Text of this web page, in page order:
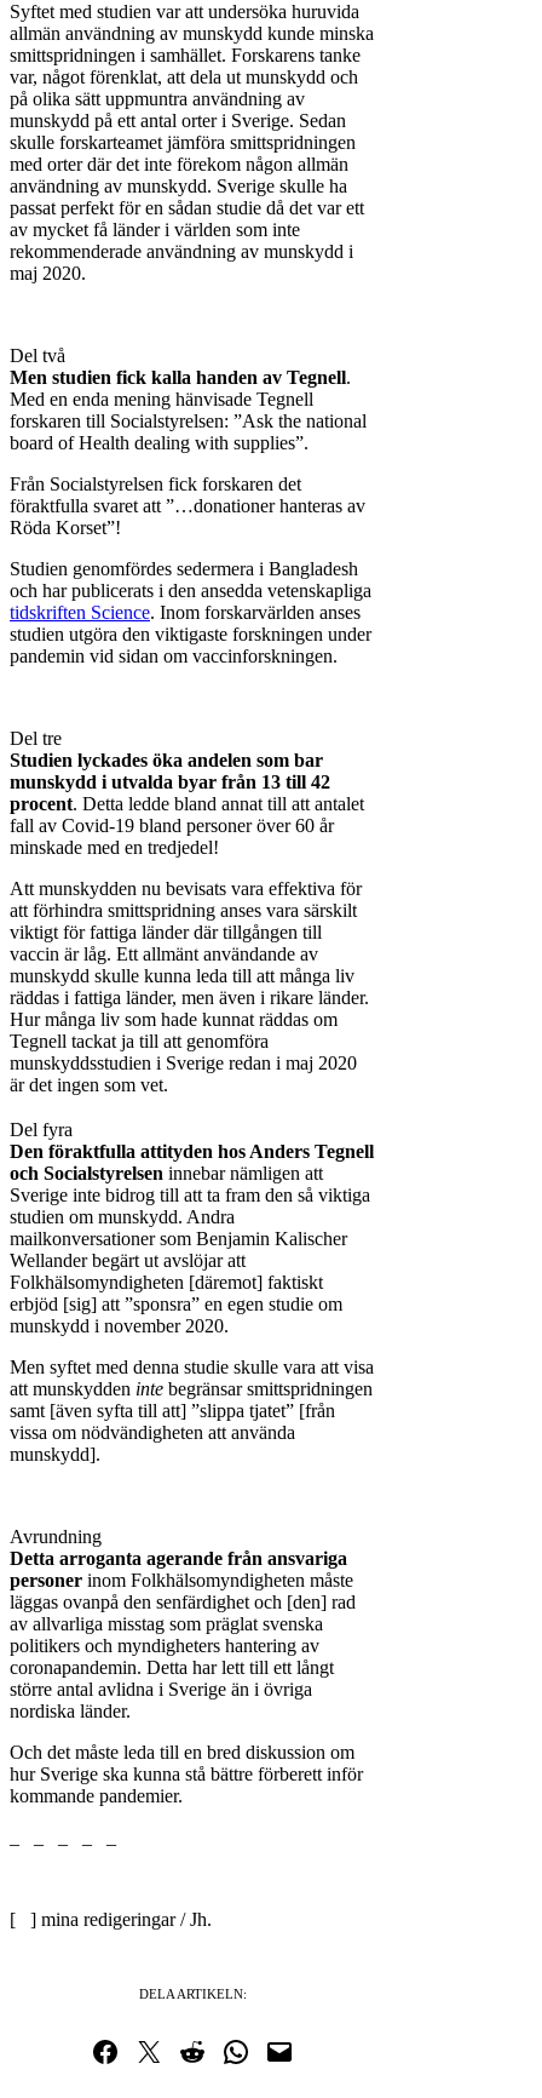
Syftet med studien var att undersöka huruvida
allmän användning av munskydd kunde minska
smittspridningen i samhället. Forskarens tanke
var, något förenklat, att dela ut munskydd och
på olika sätt uppmuntra användning av
munskydd på ett antal orter i Sverige. Sedan
skulle forskarteamet jämföra smittspridningen
med orter där det inte förekom någon allmän
användning av munskydd. Sverige skulle ha
passat perfekt för en sådan studie då det var ett
av mycket få länder i världen som inte
rekommenderade användning av munskydd i
maj 2020.
Del två
Men studien fick kalla handen av Tegnell.
Med en enda mening hänvisade Tegnell
forskaren till Socialstyrelsen: ”Ask the national
board of Health dealing with supplies”.
Från Socialstyrelsen fick forskaren det
föraktfulla svaret att ”…donationer hanteras av
Röda Korset”!
Studien genomfördes sedermera i Bangladesh
och har publicerats i den ansedda vetenskapliga
tidskriften Science. Inom forskarvärlden anses
studien utgöra den viktigaste forskningen under
pandemin vid sidan om vaccinforskningen.
Del tre
Studien lyckades öka andelen som bar
munskydd i utvalda byar från 13 till 42
procent. Detta ledde bland annat till att antalet
fall av Covid-19 bland personer över 60 år
minskade med en tredjedel!
Att munskydden nu bevisats vara effektiva för
att förhindra smittspridning anses vara särskilt
viktigt för fattiga länder där tillgången till
vaccin är låg. Ett allmänt användande av
munskydd skulle kunna leda till att många liv
räddas i fattiga länder, men även i rikare länder.
Hur många liv som hade kunnat räddas om
Tegnell tackat ja till att genomföra
munskyddsstudien i Sverige redan i maj 2020
är det ingen som vet.
Del fyra
Den föraktfulla attityden hos Anders Tegnell
och Socialstyrelsen innebar nämligen att
Sverige inte bidrog till att ta fram den så viktiga
studien om munskydd. Andra
mailkonversationer som Benjamin Kalischer
Wellander begärt ut avslöjar att
Folkhälsomyndigheten [däremot] faktiskt
erbjöd [sig] att ”sponsra” en egen studie om
munskydd i november 2020.
Men syftet med denna studie skulle vara att visa
att munskydden inte begränsar smittspridningen
samt [även syfta till att] ”slippa tjatet” [från
vissa om nödvändigheten att använda
munskydd].
Avrundning
Detta arroganta agerande från ansvariga
personer inom Folkhälsomyndigheten måste
läggas ovanpå den senfärdighet och [den] rad
av allvarliga misstag som präglat svenska
politikers och myndigheters hantering av
coronapandemin. Detta har lett till ett långt
större antal avlidna i Sverige än i övriga
nordiska länder.
Och det måste leda till en bred diskussion om
hur Sverige ska kunna stå bättre förberett inför
kommande pandemier.
[ ] mina redigeringar / Jh.
DELA ARTIKELN:
Dela på Facebook
Dela på TwitterDela på RedditDela i WhatsApp
Maila en länk